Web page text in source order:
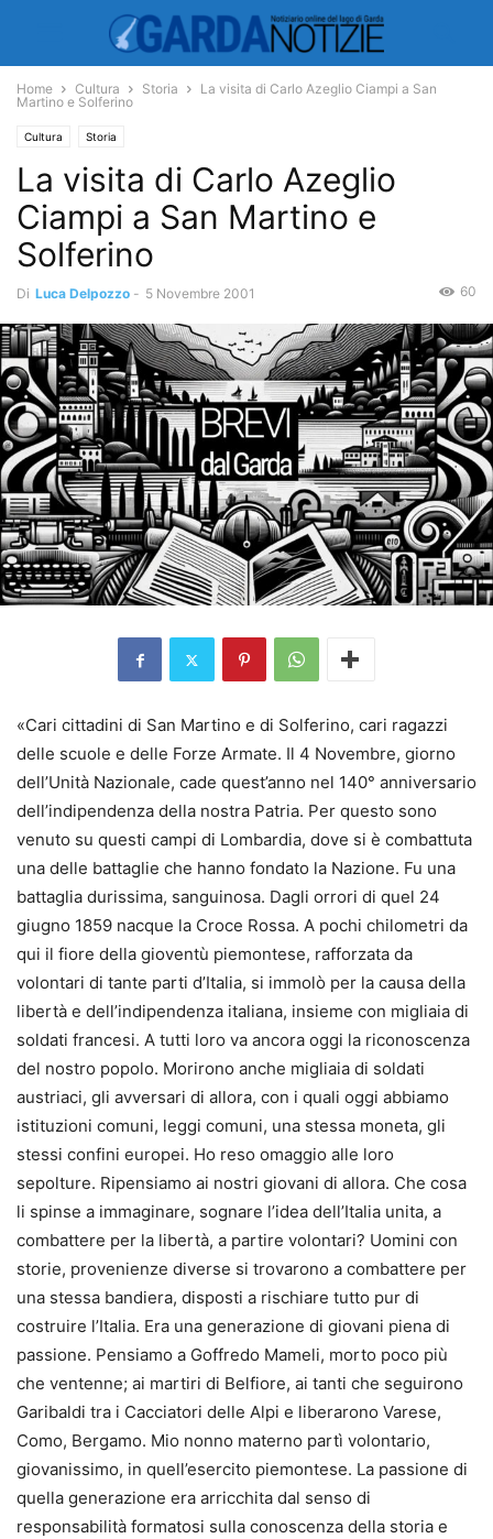
Home Cultura Storia
La visita di Carlo Azeglio Ciampi a San
Martino e Solferino
Cultura Storia
La visita di Carlo Azeglio
Ciampi a San Martino e
Solferino
Di Luca Delpozzo - 5 Novembre 2001 60
«Cari cittadini di San Martino e di Solferino, cari ragazzi
delle scuole e delle Forze Armate. Il 4 Novembre, giorno
dell’Unità Nazionale, cade quest’anno nel 140° anniversario
dell’indipendenza della nostra Patria. Per questo sono
venuto su questi campi di Lombardia, dove si è combattuta
una delle battaglie che hanno fondato la Nazione. Fu una
battaglia durissima, sanguinosa. Dagli orrori di quel 24
giugno 1859 nacque la Croce Rossa. A pochi chilometri da
qui il fiore della gioventù piemontese, rafforzata da
volontari di tante parti d’Italia, si immolò per la causa della
libertà e dell’indipendenza italiana, insieme con migliaia di
soldati francesi. A tutti loro va ancora oggi la riconoscenza
del nostro popolo. Morirono anche migliaia di soldati
austriaci, gli avversari di allora, con i quali oggi abbiamo
istituzioni comuni, leggi comuni, una stessa moneta, gli
stessi confini europei. Ho reso omaggio alle loro
sepolture. Ripensiamo ai nostri giovani di allora. Che cosa
li spinse a immaginare, sognare l’idea dell’Italia unita, a
combattere per la libertà, a partire volontari? Uomini con
storie, provenienze diverse si trovarono a combattere per
una stessa bandiera, disposti a rischiare tutto pur di
costruire l’Italia. Era una generazione di giovani piena di
passione. Pensiamo a Goffredo Mameli, morto poco più
che ventenne; ai martiri di Belfiore, ai tanti che seguirono
Garibaldi tra i Cacciatori delle Alpi e liberarono Varese,
Como, Bergamo. Mio nonno materno partì volontario,
giovanissimo, in quell’esercito piemontese. La passione di
quella generazione era arricchita dal senso di
responsabilità formatosi sulla conoscenza della storia e